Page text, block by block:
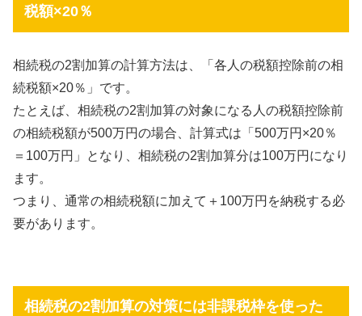
税額×20％
相続税の2割加算の計算方法は、「各人の税額控除前の相
続税額×20％」です。
たとえば、相続税の2割加算の対象になる人の税額控除前
の相続税額が500万円の場合、計算式は「500万円×20％
＝100万円」となり、相続税の2割加算分は100万円になり
ます。
つまり、通常の相続税額に加えて＋100万円を納税する必
要があります。
相続税の2割加算の対策には非課税枠を使った